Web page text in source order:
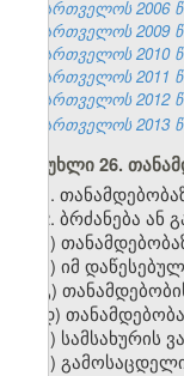
საქართველოს 2006
საქართველოს 2009
საქართველოს 2010
საქართველოს 2011
საქართველოს 2012
საქართველოს 2013
მუხლი 26.
1.
2. ბრძანება
ა)
ბ) იმ
გ)
დ)
ე) სამსახურის
ვ)